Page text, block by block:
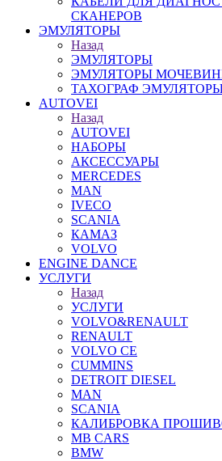
СКАНЕРОВ
ЭМУЛЯТОРЫ
Назад
ЭМУЛЯТОРЫ
ЭМУЛЯТОРЫ
ТАХОГРАФ
AUTOVEI
Назад
AUTOVEI
НАБОРЫ
АКСЕССУАРЫ
MERCEDES
MAN
IVECO
SCANIA
КАМАЗ
VOLVO
ENGINE DANCE
УСЛУГИ
Назад
УСЛУГИ
VOLVO&RENAULT
RENAULT
VOLVO CE
CUMMINS
DETROIT DIESEL
MAN
SCANIA
КАЛИБРОВКА
MB CARS
BMW